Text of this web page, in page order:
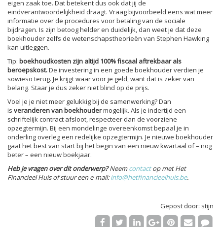
eigen zaak toe. Dat betekent dus ook dat jij de
eindverantwoordelijkheid draagt. Vraag bijvoorbeeld eens wat meer
informatie over de procedures voor betaling van de sociale
bijdragen. Is zijn betoog helder en duidelijk, dan weet je dat deze
boekhouder zelfs de wetenschapstheorieën van Stephen Hawking
kan uitleggen.
Tip: boekhoudkosten zijn altijd 100% fiscaal aftrekbaar als
beroepskost.De investering in een goede boekhouder verdien je
sowieso terug. Je krijgt waar voor je geld, want dat is zeker van
belang. Staar je dus zeker niet blind op de prijs.
Voel je je niet meer gelukkig bij de samenwerking? Dan
is veranderen van boekhoudermogelijk. Als je indertijd een
schriftelijk contract afsloot, respecteer dan de voorziene
opzegtermijn. Bij een mondelinge overeenkomst bepaal je in
onderling overleg een redelijke opzegtermijn. Je nieuwe boekhouder
gaat het best van start bij het begin van een nieuw kwartaal of – nog
beter – een nieuw boekjaar.
Heb je vragen over dit onderwerp?Neemcontactop met Het
Financieel Huis of stuur een e-mail:info@hetfinancieelhuis.be.
Gepost door: stijn